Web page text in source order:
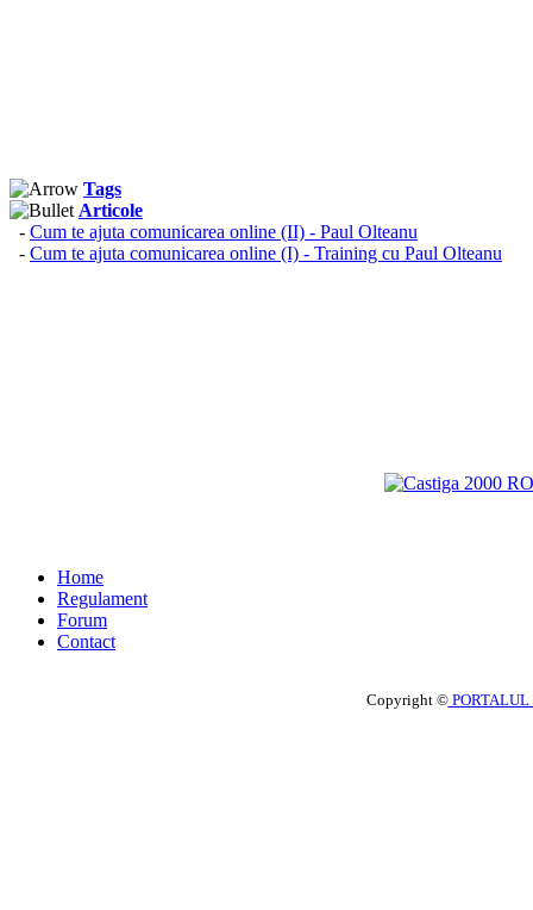
Tags
Articole
- Cum te ajuta comunicarea online (II) - Paul Olteanu
- Cum te ajuta comunicarea online (I) - Training cu Paul Olteanu
Home
Regulament
Forum
Contact
Copyright ©PORTALUL